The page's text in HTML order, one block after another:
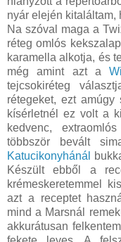
nyár elején kitaláltam,
Na szóval maga a
réteg omlós
karamella alkotja, és
még amint azt a
tejcsokiréteg
rétegeket, ezt
kísérletnél ez volt a
kedvenc,
többször bevált
Katucikonyhánál
Készült ebből a
krémeskeretemmel
azt a receptet
mind a Marsnál
akkurátusan